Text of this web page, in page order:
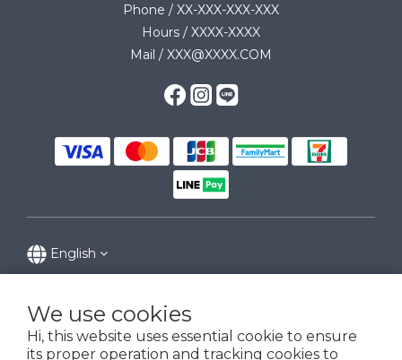
We use cookies
Hi, this website uses essential cookie to ensure
its proper operation and tracking cookies to
Phone / XX-XXX-XXX-XXX
Hours / XXXX-XXXX
Mail / XXX@XXXX.COM
English